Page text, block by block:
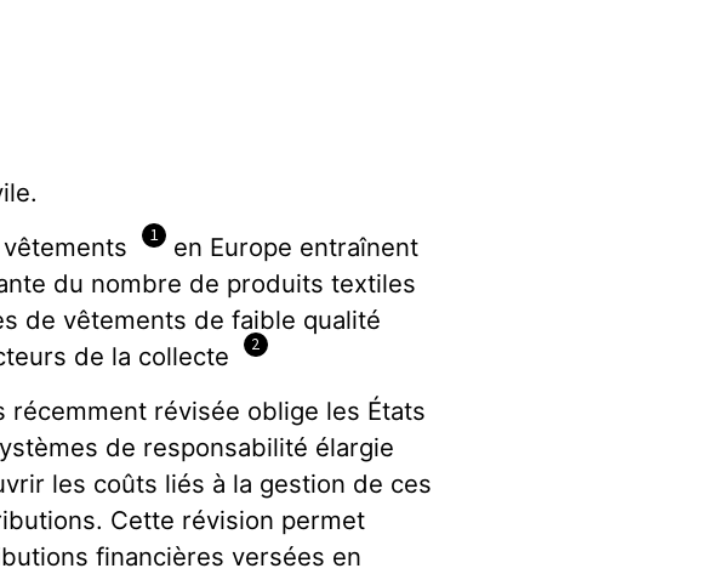
vêtements 1
en Europe entraînent
du nombre de produits textiles
de vêtements de faible qualité
de la collecte 2
révisée oblige les États
de responsabilité élargie
les coûts liés à la gestion de ces
Cette révision permet
financières versées en